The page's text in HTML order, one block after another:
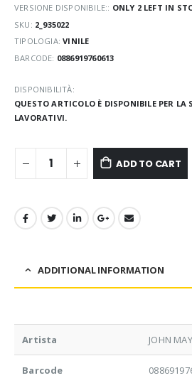
VERSIONE DISPONIBILE:: ONLY 2 LEFT IN
SKU: 2_935022
TIPOLOGIA:VINILE
BARCODE: 0886919760613
DISPONIBILITÀ:
QUESTO ARTICOLO È DISPONIBILE PER
LAVORATIVI.
ADD TO CART
ADDITIONAL INFORMATION
Artista JOHN
Barcode